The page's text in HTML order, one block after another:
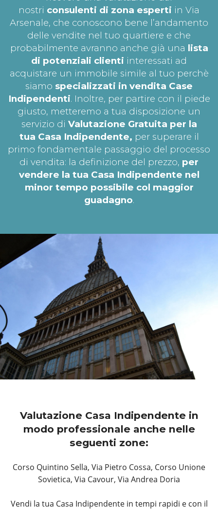
nostri consulenti di zona esperti in Via
Arsenale, che conoscono bene l’andamento
delle vendite nel tuo quartiere e che
probabilmente avranno anche già una lista
di potenziali clienti interessati ad
acquistare un immobile simile al tuo perchè
siamo specializzati in vendita Case
Indipendenti. Inoltre, per partire con il piede
giusto, metteremo a tua disposizione un
servizio di Valutazione Gratuita per la
tua Casa Indipendente, per superare il
primo fondamentale passaggio del processo
di vendita: la definizione del prezzo, per
vendere la tua Casa Indipendente nel
minor tempo possibile col maggior
guadagno.
Valutazione Casa Indipendente in
modo professionale anche nelle
seguenti zone:
Corso Quintino Sella, Via Pietro Cossa, Corso Unione
Sovietica, Via Cavour, Via Andrea Doria
Vendi la tua Casa Indipendente in tempi rapidi e con il